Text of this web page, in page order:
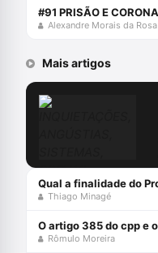
Alexandre Morais da Rosa
Mais artigos
Thiago Minagé
Rômulo Moreira